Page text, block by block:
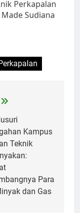
Perkapalan
Sudiana
Kampus
Teknik
Para
dan Gas